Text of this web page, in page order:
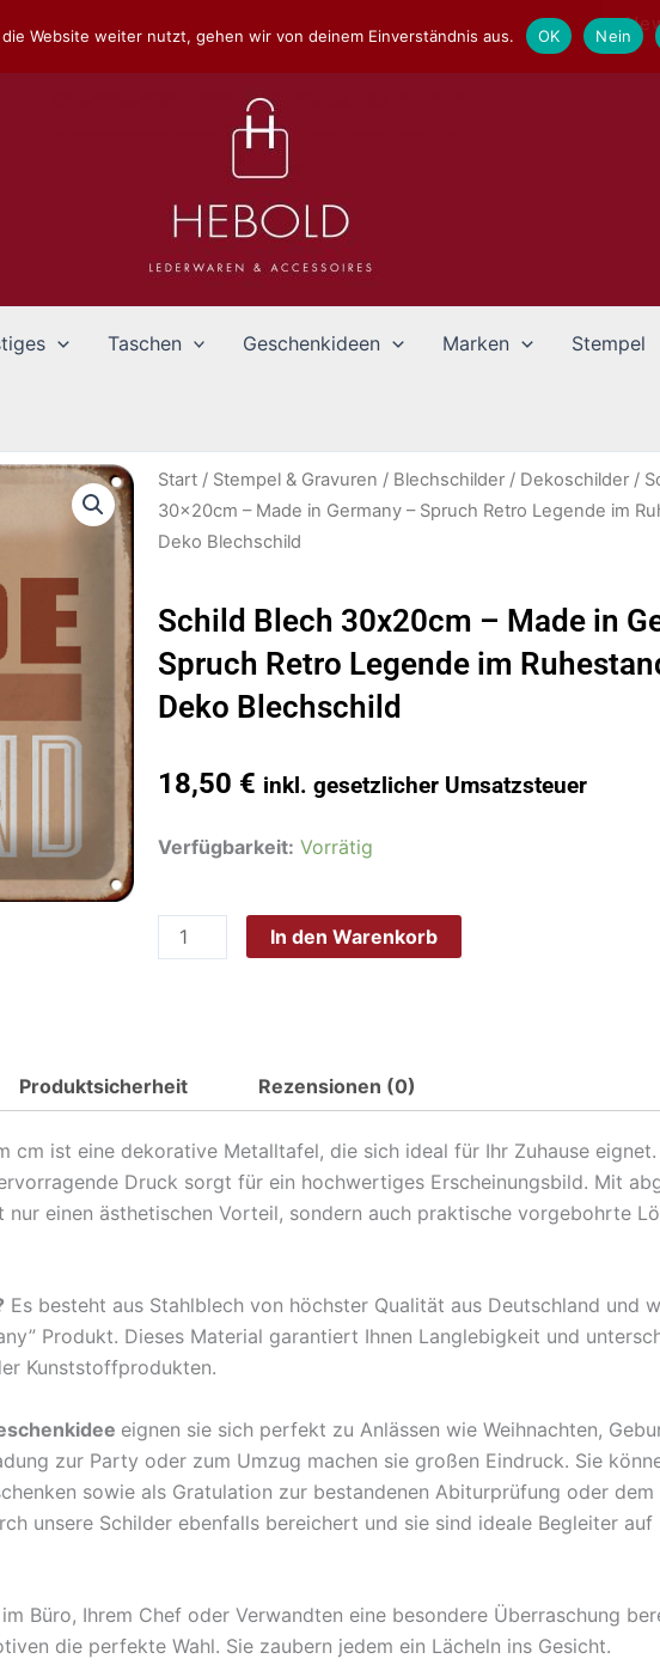
Taschen Geschenkideen Marken Stempel
Start / Stempel & Gravuren / Blechschilder / Dekoschilder /
30x20cm – Made in Germany – Spruch Retro Legende im
Deko Blechschild
Schild Blech 30x20cm – Made in
Spruch Retro Legende im
Deko Blechschild
18,50 € inkl. gesetzlicher Umsatzsteuer
Verfügbarkeit: Vorrätig
Schild
Spruch
Legende
im
Ruhestand
Blechschild
Menge
In den Warenkorb
Produktsicherheit Rezensionen (0)
ist eine dekorative Metalltafel, die sich ideal für Ihr Zuhause
Druck sorgt für ein hochwertiges Erscheinungsbild. Mit
einen ästhetischen Vorteil, sondern auch praktische vorgebohrte
Es besteht aus Stahlblech von höchster Qualität aus Deutschland und
Produkt. Dieses Material garantiert Ihnen Langlebigkeit und
Kunststoffprodukten.
eignen sie sich perfekt zu Anlässen wie Weihnachten,
zur Party oder zum Umzug machen sie großen Eindruck. Sie
sowie als Gratulation zur bestandenen Abiturprüfung oder dem
unsere Schilder ebenfalls bereichert und sie sind ideale Begleiter auf
Büro, Ihrem Chef oder Verwandten eine besondere Überraschung
die perfekte Wahl. Sie zaubern jedem ein Lächeln ins Gesicht.
die Website weiter nutzt, gehen wir von deinem Einverständnis aus. OK Nein